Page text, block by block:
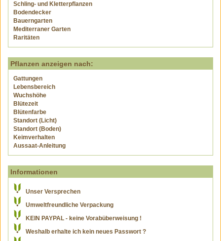
Schling- und Kletterpflanzen
Bodendecker
Bauerngarten
Mediterraner Garten
Raritäten
Pflanzen anzeigen nach:
Gattungen
Lebensbereich
Wuchshöhe
Blütezeit
Blütenfarbe
Standort (Licht)
Standort (Boden)
Keimverhalten
Aussaat-Anleitung
Informationen
Unser Versprechen
Umweltfreundliche Verpackung
KEIN PAYPAL - keine Vorabüberweisung !
Weshalb erhalte ich kein neues Passwort ?